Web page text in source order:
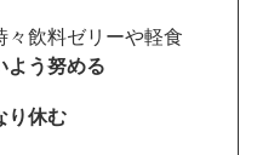
々飲料ゼリーや軽食
よう努める
り休む